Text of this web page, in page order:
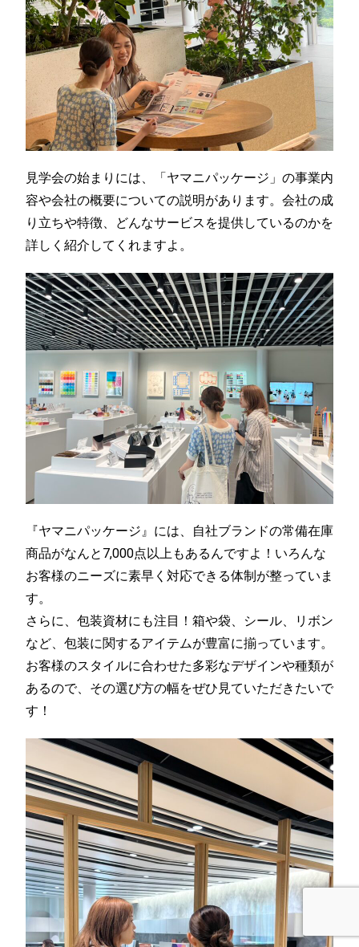
見学会の始まりには、「ヤマニパッケージ」の事業内
容や会社の概要についての説明があります。会社の成
り立ちや特徴、どんなサービスを提供しているのかを
詳しく紹介してくれますよ。
『ヤマニパッケージ』には、自社ブランドの常備在庫
商品がなんと7,000点以上もあるんですよ！いろんな
お客様のニーズに素早く対応できる体制が整っていま
す。
さらに、包装資材にも注目！箱や袋、シール、リボン
など、包装に関するアイテムが豊富に揃っています。
お客様のスタイルに合わせた多彩なデザインや種類が
あるので、その選び方の幅をぜひ見ていただきたいで
す！